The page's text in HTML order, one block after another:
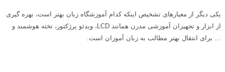
یکی دیگر از معیارهای تشخیص اینکه کدام آموزشگاه زبان بهتر است، بهره گیری
از ابزار و تجهیزان آموزشی مدرن همانند LCD، ویدئو پرژکتور، تخته هوشمند و
… برای انتقال بهتر مطالب به زبان آموزان است.